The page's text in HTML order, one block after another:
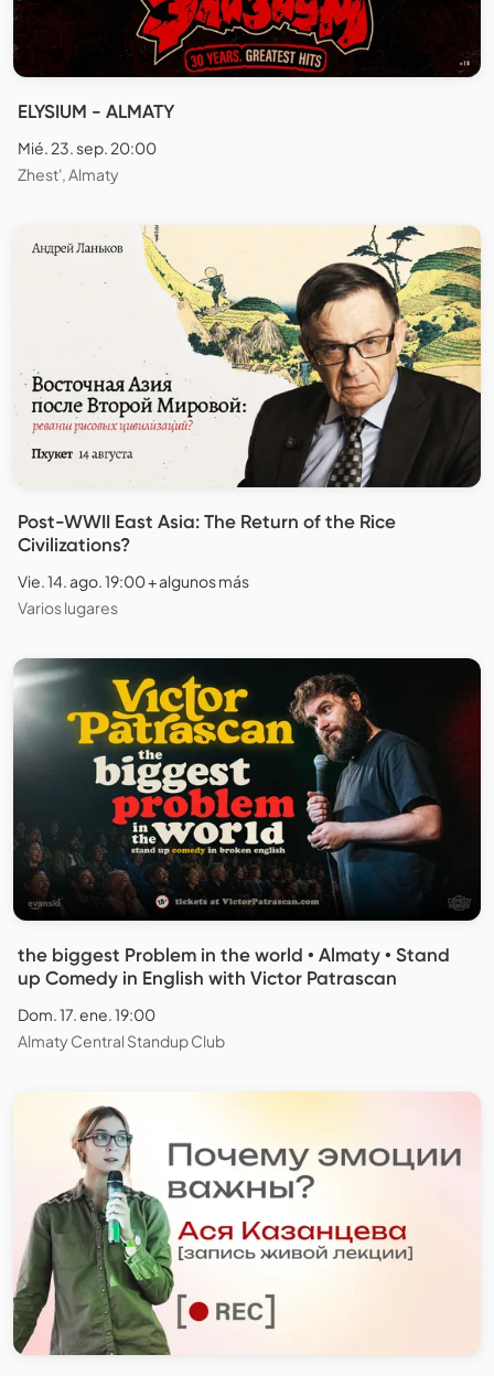
ELYSIUM - ALMATY
Mié. 23. sep. 20:00
Zhest', Almaty
Post-WWII East Asia: The Return of the Rice
Civilizations?
Vie. 14. ago. 19:00 + algunos más
Varios lugares
the biggest Problem in the world • Almaty • Stand
up Comedy in English with Victor Patrascan
Dom. 17. ene. 19:00
Almaty Central Standup Club